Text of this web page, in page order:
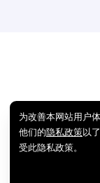
为改善本网站用户
他们的隐私政策以
受此隐私政策。